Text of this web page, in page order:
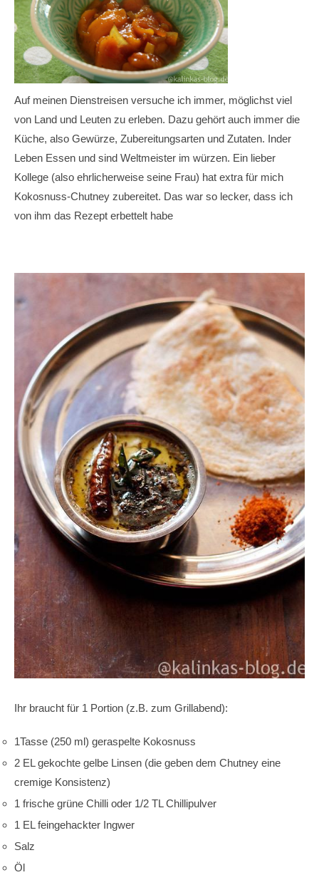
Auf meinen Dienstreisen versuche ich immer, möglichst viel
von Land und Leuten zu erleben. Dazu gehört auch immer die
Küche, also Gewürze, Zubereitungsarten und Zutaten. Inder
Leben Essen und sind Weltmeister im würzen. Ein lieber
Kollege (also ehrlicherweise seine Frau) hat extra für mich
Kokosnuss-Chutney zubereitet. Das war so lecker, dass ich
von ihm das Rezept erbettelt habe
Ihr braucht für 1 Portion (z.B. zum Grillabend):
1Tasse (250 ml) geraspelte Kokosnuss
2 EL gekochte gelbe Linsen (die geben dem Chutney eine
cremige Konsistenz)
1 frische grüne Chilli oder 1/2 TL Chillipulver
1 EL feingehackter Ingwer
Salz
Öl